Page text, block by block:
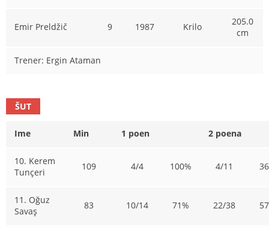
Emir Preldžič 9 1987 Krilo
205.0
cm
Trener: Ergin Ataman
ŠUT
Ime Min 1 poen 2 poena
10. Kerem
Tunçeri
109 4/4 100% 4/11
11. Oğuz
Savaş
83 10/14 71% 22/38